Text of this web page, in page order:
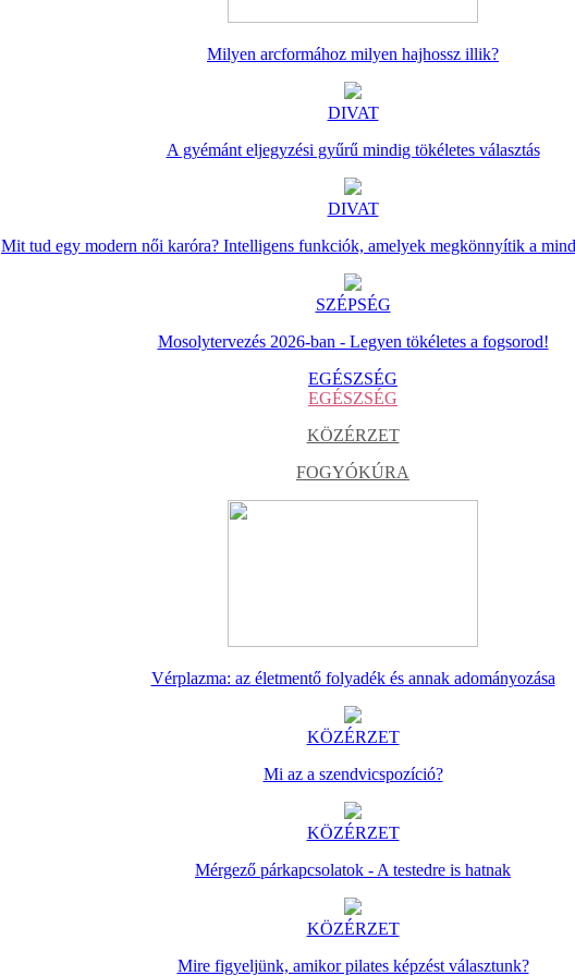
Milyen arcformához milyen hajhossz illik?
DIVAT
A gyémánt eljegyzési gyűrű mindig tökéletes választás
DIVAT
Mit tud egy modern női karóra? Intelligens funkciók, amelyek megkönnyítik a
SZÉPSÉG
Mosolytervezés 2026-ban - Legyen tökéletes a fogsorod!
EGÉSZSÉG
EGÉSZSÉG
KÖZÉRZET
FOGYÓKÚRA
Vérplazma: az életmentő folyadék és annak adományozása
KÖZÉRZET
Mi az a szendvicspozíció?
KÖZÉRZET
Mérgező párkapcsolatok - A testedre is hatnak
KÖZÉRZET
Mire figyeljünk, amikor pilates képzést választunk?